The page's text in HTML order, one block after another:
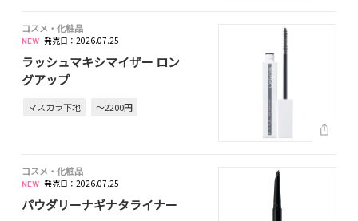
コスメ・化粧品
発売日：2026.07.25
ラッシュマキシマイザー ロン
グアップ
マスカラ下地 ～2200円
コスメ・化粧品
発売日：2026.07.25
パウダリーナギナタライナー